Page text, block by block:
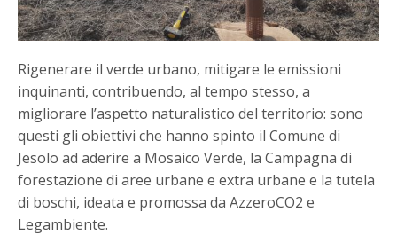
Rigenerare il verde urbano, mitigare le emissioni
inquinanti, contribuendo, al tempo stesso, a
migliorare l’aspetto naturalistico del territorio: sono
questi gli obiettivi che hanno spinto il Comune di
Jesolo ad aderire a Mosaico Verde, la Campagna di
forestazione di aree urbane e extra urbane e la tutela
di boschi, ideata e promossa da AzzeroCO2 e
Legambiente.